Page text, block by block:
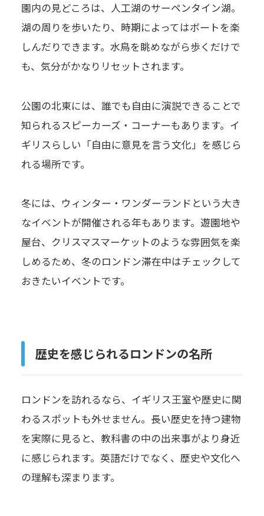
園内の見どころは、人工湖のサーペンタイン湖。
湖の周りを歩いたり、時期によってはボートを楽
しんだりできます。水鳥を眺めながら歩くだけで
も、気分がかなりリセットされます。
公園の北東には、誰でも自由に演説できることで
知られるスピーカーズ・コーナーもあります。イ
ギリスらしい「自由に意見を言う文化」を感じら
れる場所です。
冬には、ウィンター・ワンダーランドという大き
なイベントが開催される年もあります。遊園地や
屋台、クリスマスマーケットのような雰囲気を楽
しめるため、冬のロンドン滞在中はチェックして
おきたいイベントです。
歴史を感じられるロンドンの名所
ロンドンを訪れるなら、イギリス王室や歴史に関
わるスポットも外せません。長い歴史を持つ建物
を実際に見ると、教科書の中の出来事がより身近
に感じられます。英語だけでなく、歴史や文化へ
の理解も深まります。